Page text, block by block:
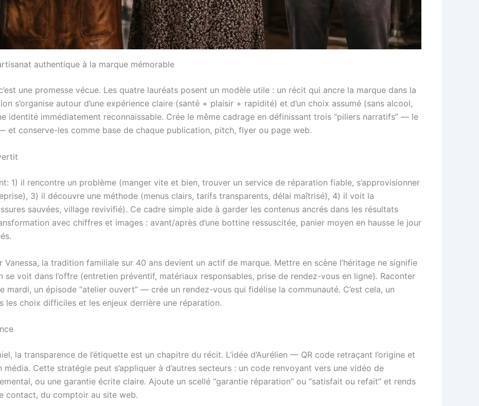
authentique à la marque mémorable
une promesse vécue. Les quatre lauréats posent un modèle utile : un récit qui ancre la marque dans la
s’organise autour d’une expérience claire (santé + plaisir + rapidité) et d’un choix assumé (sans alcool,
identité immédiatement reconnaissable. Crée le même cadrage en définissant trois “piliers narratifs” — le
et conserve-les comme base de chaque publication, pitch, flyer ou page web.
1) il rencontre un problème (manger vite et bien, trouver un service de réparation fiable, s’approvisionner
3) il découvre une méthode (menus clairs, tarifs transparents, délai maîtrisé), 4) il voit la
sauvées, village revivifié). Ce cadre simple aide à garder les contenus ancrés dans les résultats
avec chiffres et images : avant/après d’une bottine ressuscitée, panier moyen en hausse le jour
la tradition familiale sur 40 ans devient un actif de marque. Mettre en scène l’héritage ne signifie
se voit dans l’offre (entretien préventif, matériaux responsables, prise de rendez-vous en ligne). Raconter
un épisode “atelier ouvert” — crée un rendez-vous qui fidélise la communauté. C’est cela, un
les choix difficiles et les enjeux derrière une réparation.
la transparence de l’étiquette est un chapitre du récit. L’idée d’Aurélien — QR code retraçant l’origine et
Cette stratégie peut s’appliquer à d’autres secteurs : un code renvoyant vers une vidéo de
ou une garantie écrite claire. Ajoute un scellé “garantie réparation” ou “satisfait ou refait” et rends
contact, du comptoir au site web.